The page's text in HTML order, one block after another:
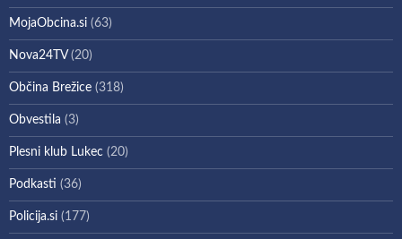
MojaObcina.si (63)
Nova24TV(20)
Občina Brežice (318)
Obvestila (3)
Plesni klub Lukec (20)
Podkasti (36)
Policija.si (177)